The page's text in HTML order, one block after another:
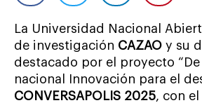
La Universidad Nacional
de investigación CAZAO y su
destacado por el proyecto
nacional Innovación para el
CONVERSAPOLIS 2025, con